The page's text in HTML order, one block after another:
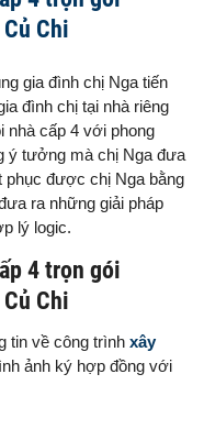
Chi
gia đình chị Nga tiến
đình chị tại nhà riêng
nhà cấp 4 với phong
ý tưởng mà chị Nga đưa
phục được chị Nga bằng
ra những giải pháp
lý logic.
4 trọn gói
Chi
tin về công trình xây
ảnh ký hợp đồng với